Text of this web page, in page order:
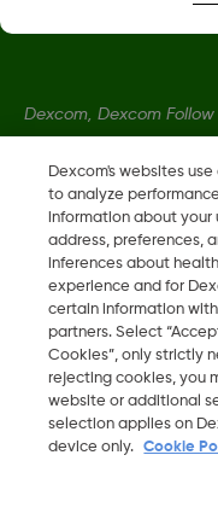
Dexcom, Dexcom
serlo en otros países.
LBL016375 Rev001
2026 Dexcom
reservados.
Dexcom's websites
to analyze
information about your
address, preferences,
inferences about
experience and for
certain information
partners. Select
Cookies”, only strictly
rejecting cookies, you
website or additional
selection applies on
device only.
Cookie